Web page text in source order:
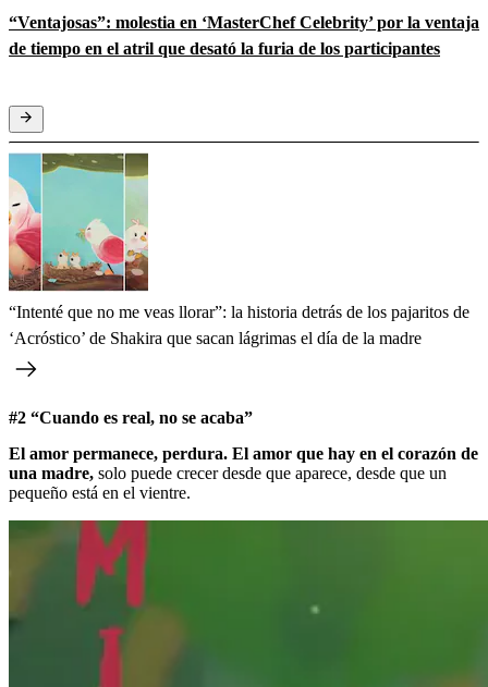
“Ventajosas”: molestia en ‘MasterChef Celebrity’ por la ventaja
de tiempo en el atril que desató la furia de los participantes
“Intenté que no me veas llorar”: la historia detrás de los pajaritos de
‘Acróstico’ de Shakira que sacan lágrimas el día de la madre
#2 “Cuando es real, no se acaba”
El amor permanece, perdura. El amor que hay en el corazón de
una madre, solo puede crecer desde que aparece, desde que un
pequeño está en el vientre.